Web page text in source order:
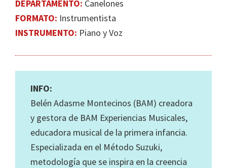
DEPARTAMENTO: Canelones
FORMATO: Instrumentista
INSTRUMENTO: Piano y Voz
INFO:
Belén Adasme Montecinos (BAM) creadora
y gestora de BAM Experiencias Musicales,
educadora musical de la primera infancia.
Especializada en el Método Suzuki,
metodología que se inspira en la creencia